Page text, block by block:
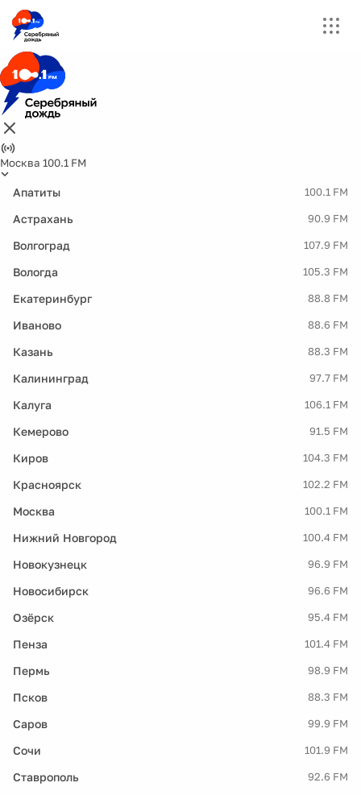
Москва 100.1 FM
Апатиты 100.1 FM
Астрахань 90.9 FM
Волгоград 107.9 FM
Вологда 105.3 FM
Екатеринбург 88.8 FM
Иваново 88.6 FM
Казань 88.3 FM
Калининград 97.7 FM
Калуга 106.1 FM
Кемерово 91.5 FM
Киров 104.3 FM
Красноярск 102.2 FM
Москва 100.1 FM
Нижний Новгород 100.4 FM
Новокузнецк 96.9 FM
Новосибирск 96.6 FM
Озёрск 95.4 FM
Пенза 101.4 FM
Пермь 98.9 FM
Псков 88.3 FM
Саров 99.9 FM
Сочи 101.9 FM
Ставрополь 92.6 FM